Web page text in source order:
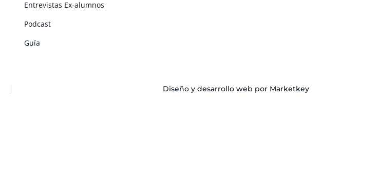
Entrevistas Ex-alumnos
Podcast
Guía
Diseño y desarrollo web por Marketkey